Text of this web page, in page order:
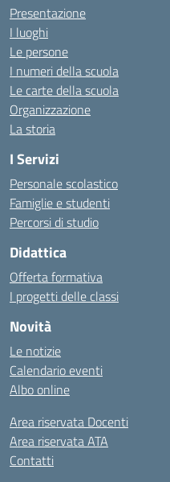
Presentazione
I luoghi
Le persone
I numeri della scuola
Le carte della scuola
Organizzazione
La storia
I Servizi
Personale scolastico
Famiglie e studenti
Percorsi di studio
Didattica
Offerta formativa
I progetti delle classi
Novità
Le notizie
Calendario eventi
Albo online
Area riservata Docenti
Area riservata ATA
Contatti